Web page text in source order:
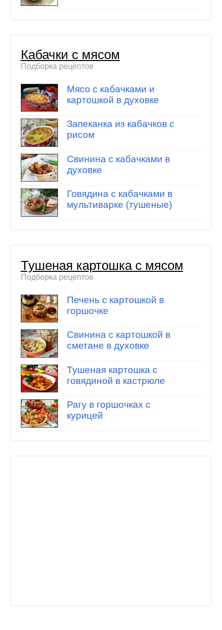
Кабачки с мясом
Подборка рецептов
Мясо с кабачками и
картошкой в духовке
Запеканка из кабачков с
рисом
Свинина с кабачками в
духовке
Говядина с кабачками в
мультиварке (тушеные)
Тушеная картошка с мясом
Подборка рецептов
Печень с картошкой в
горшочке
Свинина с картошкой в
сметане в духовке
Тушеная картошка с
говядиной в кастрюле
Рагу в горшочках с
курицей